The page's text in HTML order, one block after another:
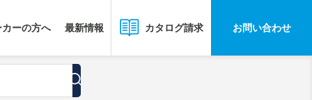
ーの方へ 最新情報 カタログ請求 お問い合わせ